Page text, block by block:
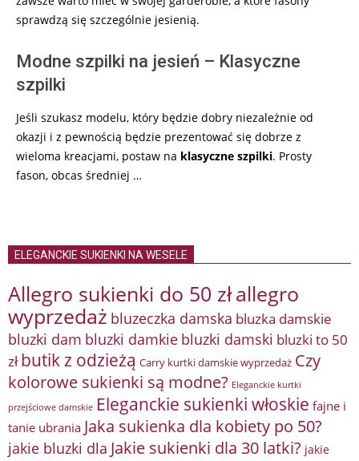
sprawdzą się szczególnie jesienią.
Modne szpilki na jesień – Klasyczne
szpilki
Jeśli szukasz modelu, który będzie dobry niezależnie od
okazji i z pewnością będzie prezentować się dobrze z
wieloma kreacjami, postaw na klasyczne szpilki. Prosty
fason, obcas średniej …
ELEGANCKIE SUKIENKI NA WESELE
Allegro sukienki do 50 złallegro
wyprzedaż bluzeczka damska bluzka damskie
bluzki dam bluzki damkie bluzki damski bluzki to 50
zł butik z odzieżą Carry kurtki damskie wyprzedaż Czy
kolorowe sukienki są modne? Eleganckie kurtki
przejściowe damskie Eleganckie sukienki włoskie fajne i
tanie ubrania Jaka sukienka dla kobiety po 50?
jakie bluzki dla Jakie sukienki dla 30 latki? jakie